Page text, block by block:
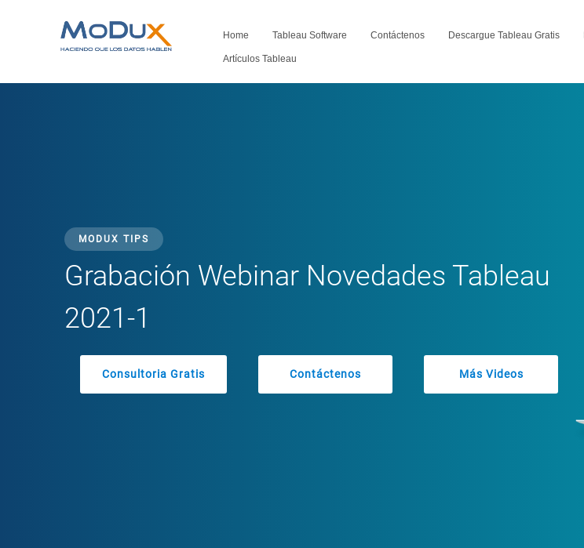
Home Tableau Software Contáctenos Descargue Tableau Gratis
Artículos Tableau
MODUX TIPS
Grabación Webinar Novedades Tableau
2021-1
Consultoria Gratis Contáctenos Más Videos